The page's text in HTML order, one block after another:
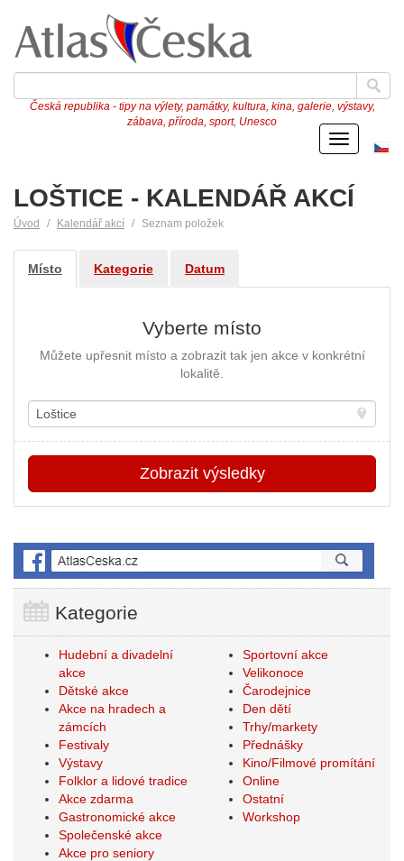
Česká republika - tipy na výlety, památky, kultura, kina, galerie, výstavy,
zábava, příroda, sport, Unesco
Menu
LOŠTICE - KALENDÁŘ AKCÍ
Úvod Kalendář akcí Seznam položek
Místo Kategorie Datum
Vyberte místo
Můžete upřesnit místo a zobrazit tak jen akce v konkrétní
lokalitě.
Místo
Zobrazit výsledky
Kategorie
Hudební a divadelní
akce
Dětské akce
Akce na hradech a
zámcích
Festivaly
Výstavy
Folklor a lidové tradice
Akce zdarma
Gastronomické akce
Společenské akce
Akce pro seniory
Sportovní akce
Velikonoce
Čarodejnice
Den dětí
Trhy/markety
Přednášky
Kino/Filmové promítání
Online
Ostatní
Workshop